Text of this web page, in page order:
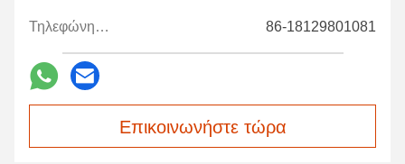
Τηλεφώνημα: 86-18129801081
Επικοινωνήστε τώρα